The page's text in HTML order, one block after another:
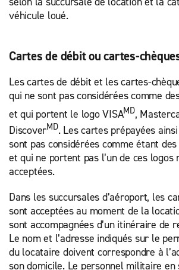
véhicule loué.
Cartes de débit ou cartes-
Les cartes de débit et les cartes-
qui ne sont pas considérées comme
et qui portent le logo VISAMD,
DiscoverMD. Les cartes prépayées
sont pas considérées comme étant
et qui ne portent pas l’un de ces logos
acceptées.
Dans les succursales d’aéroport, les
sont acceptées au moment de la
sont accompagnées d’un itinéraire de
Le nom et l’adresse indiqués sur le
du locataire doivent correspondre à
son domicile. Le personnel militaire en